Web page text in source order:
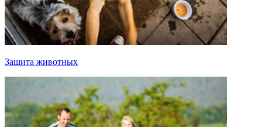
Защита животных